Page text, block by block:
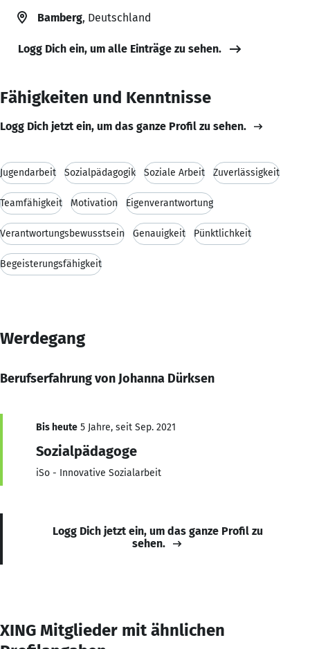
Bamberg, Deutschland
Logg Dich ein, um alle Einträge zu sehen.
Fähigkeiten und Kenntnisse
Logg Dich jetzt ein, um das ganze Profil zu sehen.
Jugendarbeit Sozialpädagogik Soziale Arbeit Zuverlässigkeit
Teamfähigkeit Motivation Eigenverantwortung
Verantwortungsbewusstsein Genauigkeit Pünktlichkeit
Begeisterungsfähigkeit
Werdegang
Berufserfahrung von Johanna Dürksen
Bis heute 5 Jahre, seit Sep. 2021
Sozialpädagoge
iSo - Innovative Sozialarbeit
Logg Dich jetzt ein, um das ganze Profil zu
sehen.
XING Mitglieder mit ähnlichen